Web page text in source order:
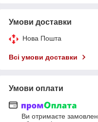
Умови доставки
Нова Пошта
Всі умови доставки
Умови оплати
Ви отримаєте